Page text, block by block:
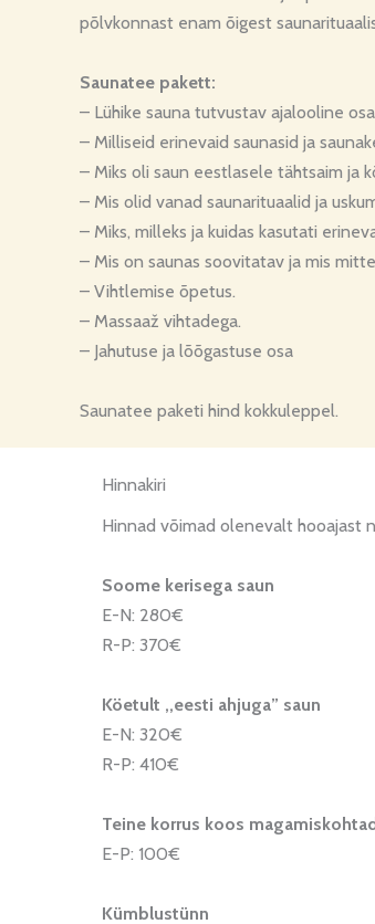
põlvkonnast enam õigest
Saunatee pakett:
– Lühike sauna tutvustav ajalooline
– Milliseid erinevaid saunasid ja
– Miks oli saun eestlasele tähtsaim ja
– Mis olid vanad saunarituaalid ja
– Miks, milleks ja kuidas kasutati
– Mis on saunas soovitatav ja mis
– Vihtlemise õpetus.
– Massaaž vihtadega.
– Jahutuse ja lõõgastuse osa
Saunatee paketi hind kokkuleppel.
Hinnakiri
Hinnad võimad olenevalt hooajast
Soome kerisega saun
E-N: 280€
R-P: 370€
Köetult ,,eesti ahjuga” saun
E-N: 320€
R-P: 410€
Teine korrus koos
E-P: 100€
Kümblustünn